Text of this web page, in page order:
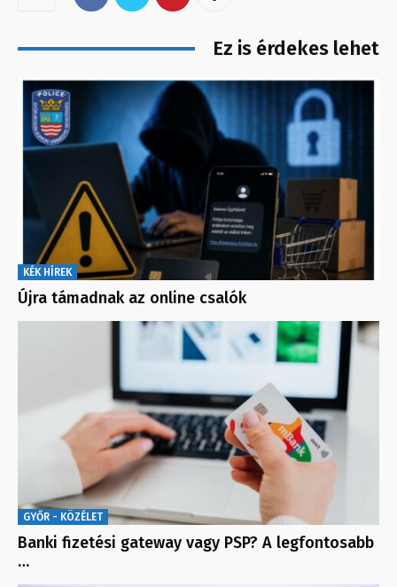
Ez is érdekes lehet
KÉK HÍREK
Újra támadnak az online csalók
GYŐR - KÖZÉLET
Banki fizetési gateway vagy PSP? A legfontosabb
…